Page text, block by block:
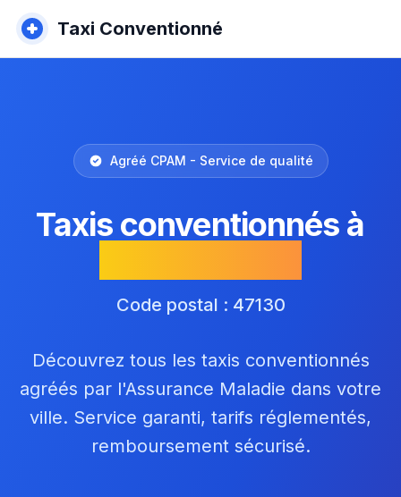
Taxi Conventionné
Agréé CPAM - Service de qualité
Taxis conventionnés à
Code postal : 47130
Découvrez tous les taxis conventionnés
agréés par l'Assurance Maladie dans votre
ville. Service garanti, tarifs réglementés,
remboursement sécurisé.